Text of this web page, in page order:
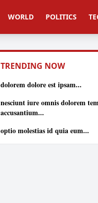
WORLD POLITICS
TRENDING NOW
dolorem dolore est ipsam...
nesciunt iure omnis dolorem
accusantium...
optio molestias id quia eum...